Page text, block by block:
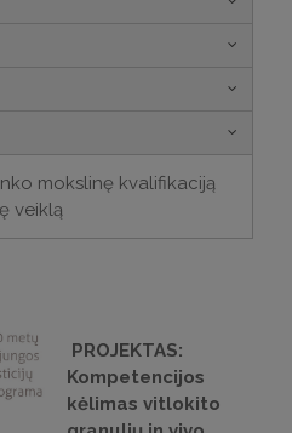
mokslinę kvalifikaciją
veiklą
PROJEKTAS:
Kompetencijos
kėlimas vitlokito